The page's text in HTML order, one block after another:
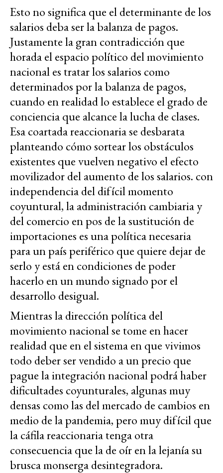
Esto no significa que el determinante de los
salarios deba ser la balanza de pagos.
Justamente la gran contradicción que
horada el espacio político del movimiento
nacional es tratar los salarios como
determinados por la balanza de pagos,
cuando en realidad lo establece el grado de
conciencia que alcance la lucha de clases.
Esa coartada reaccionaria se desbarata
planteando cómo sortear los obstáculos
existentes que vuelven negativo el efecto
movilizador del aumento de los salarios. con
independencia del difícil momento
coyuntural, la administración cambiaria y
del comercio en pos de la sustitución de
importaciones es una política necesaria
para un país periférico que quiere dejar de
serlo y está en condiciones de poder
hacerlo en un mundo signado por el
desarrollo desigual.
Mientras la dirección política del
movimiento nacional se tome en hacer
realidad que en el sistema en que vivimos
todo deber ser vendido a un precio que
pague la integración nacional podrá haber
dificultades coyunturales, algunas muy
densas como las del mercado de cambios en
medio de la pandemia, pero muy difícil que
la cáfila reaccionaria tenga otra
consecuencia que la de oír en la lejanía su
brusca monserga desintegradora.